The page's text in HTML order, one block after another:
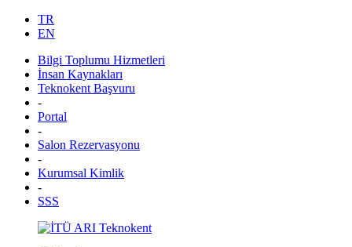
TR
EN
Bilgi Toplumu Hizmetleri
İnsan Kaynakları
Teknokent Başvuru
-
Portal
-
Salon Rezervasyonu
-
Kurumsal Kimlik
-
SSS